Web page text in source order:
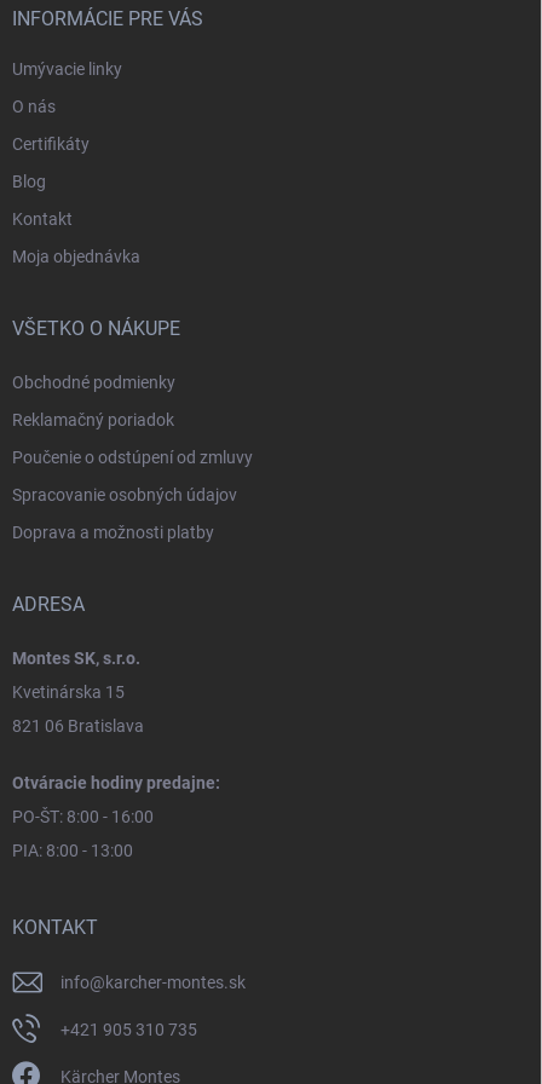
INFORMÁCIE PRE VÁS
Umývacie linky
O nás
Certifikáty
Blog
Kontakt
Moja objednávka
VŠETKO O NÁKUPE
Obchodné podmienky
Reklamačný poriadok
Poučenie o odstúpení od zmluvy
Spracovanie osobných údajov
Doprava a možnosti platby
ADRESA
Montes SK, s.r.o.
Kvetinárska 15
821 06 Bratislava
Otváracie hodiny predajne:
PO-ŠT: 8:00 - 16:00
PIA: 8:00 - 13:00
KONTAKT
info@karcher-montes.sk
+421 905 310 735
Kärcher Montes